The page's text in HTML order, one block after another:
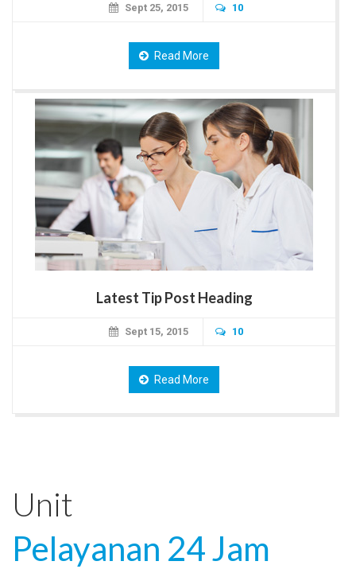
Sept 25, 2015 10
Read More
Latest Tip Post Heading
Sept 15, 2015 10
Read More
Unit
Pelayanan 24 Jam